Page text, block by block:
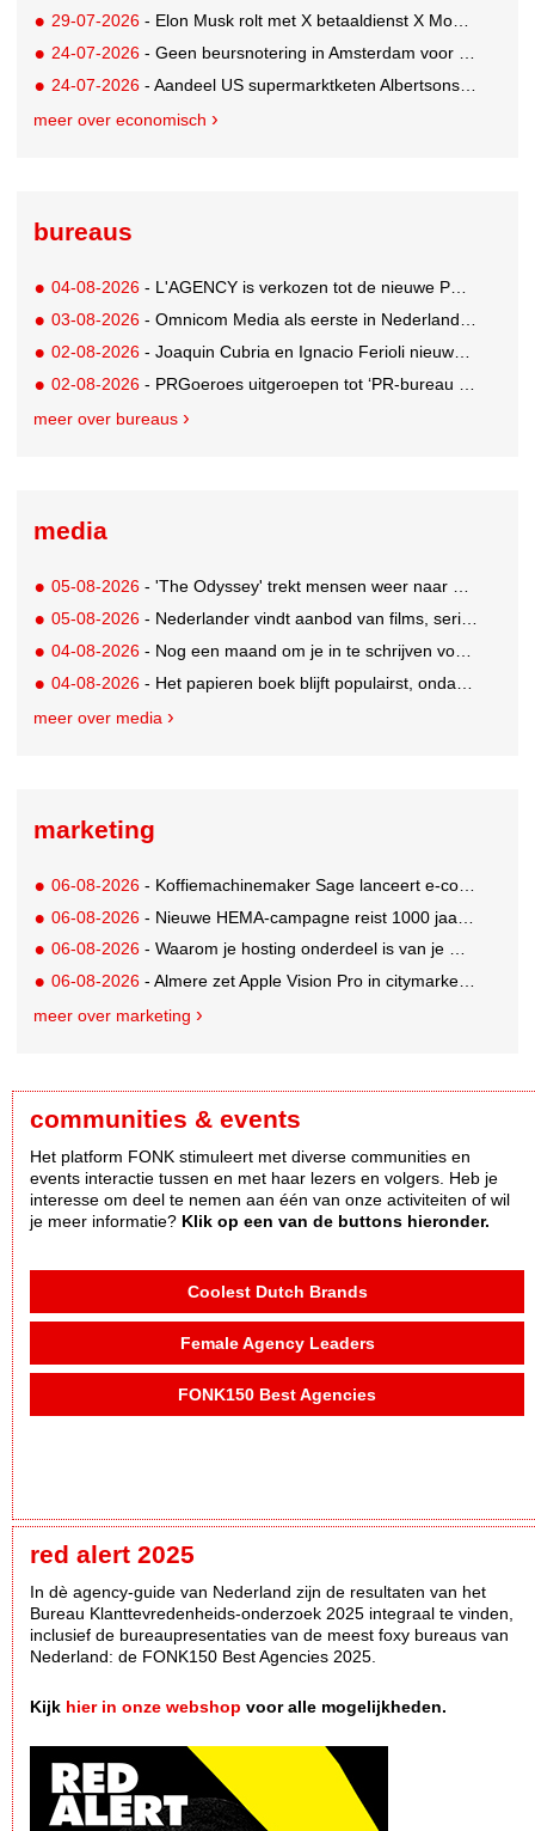
29-07-2026 - Elon Musk rolt met X betaaldienst X Money uit in VS: zorgen in Washington
24-07-2026 - Geen beursnotering in Amsterdam voor nieuw concern voedingsmerken Unilever
24-07-2026 - Aandeel US supermarktketen Albertsons daalt 21%. Volgt Ahold Delhaize?
meer over economisch
bureaus
04-08-2026 - L'AGENCY is verkozen tot de nieuwe PR-partner van KoRo
03-08-2026 - Omnicom Media als eerste in Nederland actief met advertenties in ChatGPT
02-08-2026 - Joaquin Cubria en Ignacio Ferioli nieuwe Global CCO’s GUT, Renata Neumann Global Head of Production
02-08-2026 - PRGoeroes uitgeroepen tot ‘PR-bureau van het jaar 2026’
meer over bureaus
media
05-08-2026 - 'The Odyssey' trekt mensen weer naar de bioscoop
05-08-2026 - Nederlander vindt aanbod van films, series en sport vaak versnipperd
04-08-2026 - Nog een maand om je in te schrijven voor de Mercurs 2026
04-08-2026 - Het papieren boek blijft populairst, ondanks digitale alternatieven
meer over media
marketing
06-08-2026 - Koffiemachinemaker Sage lanceert e-commerceplatform voor koffieliefhebbers
06-08-2026 - Nieuwe HEMA-campagne reist 1000 jaar terug in de tijd naar 'Hemastein'
06-08-2026 - Waarom je hosting onderdeel is van je merkstrategie
06-08-2026 - Almere zet Apple Vision Pro in citymarketing
meer over marketing
communities & events
Het platform FONK stimuleert met diverse communities en
events interactie tussen en met haar lezers en volgers. Heb je
interesse om deel te nemen aan één van onze activiteiten of wil
je meer informatie? Klik op een van de buttons hieronder.
Coolest Dutch Brands
Female Agency Leaders
FONK150 Best Agencies
red alert 2025
In dè agency-guide van Nederland zijn de resultaten van het
Bureau Klanttevredenheids-onderzoek 2025 integraal te vinden,
inclusief de bureaupresentaties van de meest foxy bureaus van
Nederland: de FONK150 Best Agencies 2025.
Kijk hier in onze webshop voor alle mogelijkheden.